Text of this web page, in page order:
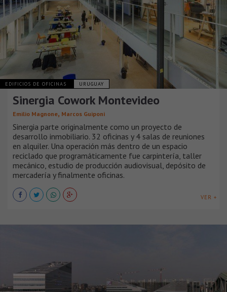
EDIFICIOS DE OFICINAS URUGUAY
Sinergia Cowork Montevideo
Emilio Magnone, Marcos Guiponi
Sinergia parte originalmente como un proyecto de
desarrollo inmobiliario. 32 oficinas y 4 salas de reuniones
en alquiler. Una operación más dentro de un espacio
reciclado que programáticamente fue carpintería, taller
mecánico, estudio de producción audiovisual, depósito de
mercadería y finalmente oficinas.
VER +